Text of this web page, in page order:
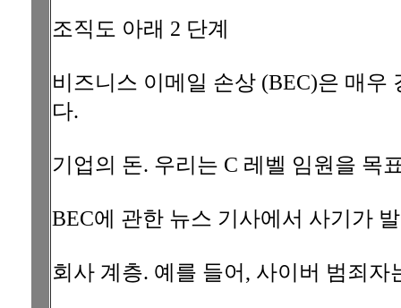
조직도 아래 2 단계
비즈니스 이메일 손상 (BEC)은 매
다.
기업의 돈. 우리는 C 레벨 임원을 목
BEC에 관한 뉴스 기사에서 사기가
회사 계층. 예를 들어, 사이버 범죄